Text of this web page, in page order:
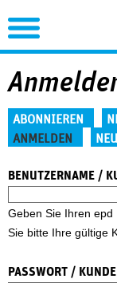
Haupt-Reiter
ABONNIEREN
ANMELDEN
BENUTZERNAME /
Geben Sie Ihren epd
Sie bitte Ihre gültige
PASSWORT /